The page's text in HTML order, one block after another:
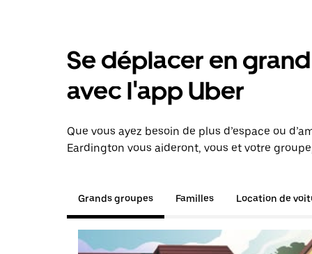
Se déplacer en
avec l'app Uber
Que vous ayez besoin de plus d’espace ou
Eardington vous aideront, vous et votre
Grands groupes Familles Location de